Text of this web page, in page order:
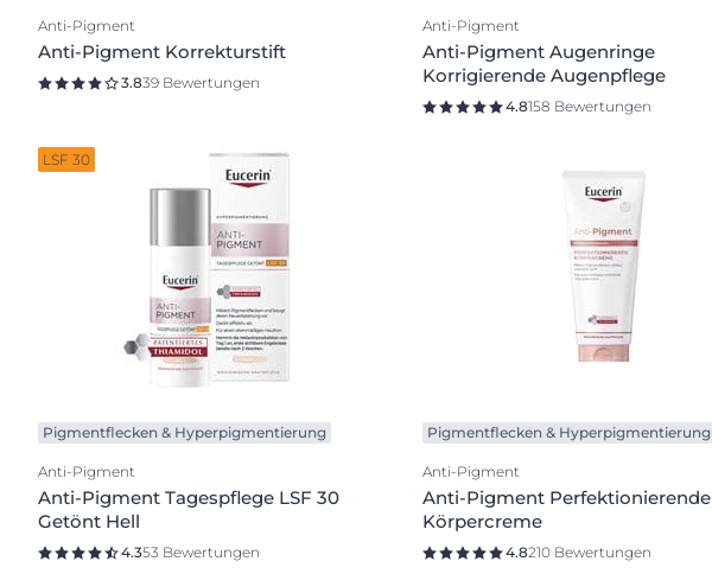
Anti-Pigment
Anti-Pigment Korrekturstift
3.839 Bewertungen
Anti-Pigment
Anti-Pigment Augenringe
Korrigierende Augenpflege
4.8158 Bewertungen
LSF 30
Pigmentflecken & Hyperpigmentierung
Anti-Pigment
Anti-Pigment Tagespflege LSF 30
Getönt Hell
4.353 Bewertungen
Pigmentflecken & Hyperpigmentierung
Anti-Pigment
Anti-Pigment Perfektionierende
Körpercreme
4.8210 Bewertungen